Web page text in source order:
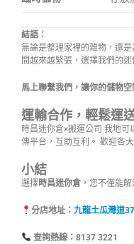
結語：
無論是整理家裡的雜物，還
間越來越緊張，選擇我們的
馬上聯繫我們，讓你的儲物空
運輸合作，輕鬆運
時昌迷你倉×搬運公司 我地
傳平台，互助互利。 歡迎各
小結
選擇時昌迷你倉 ，您不僅能
分店地址： 九龍土瓜灣道
查詢